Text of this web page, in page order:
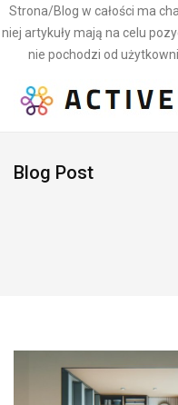
Strona/Blog w całości ma
niej artykuły mają na celu
nie pochodzi od
Blog Post